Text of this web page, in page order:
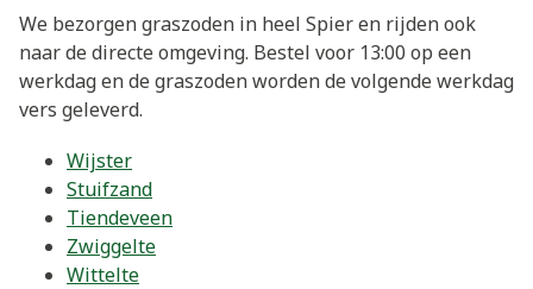
We bezorgen graszoden in heel Spier en rijden ook
naar de directe omgeving. Bestel voor 13:00 op een
werkdag en de graszoden worden de volgende werkdag
vers geleverd.
Wijster
Stuifzand
Tiendeveen
Zwiggelte
Wittelte